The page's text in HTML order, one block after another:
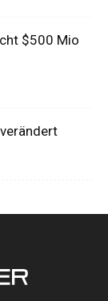
$500 Mio